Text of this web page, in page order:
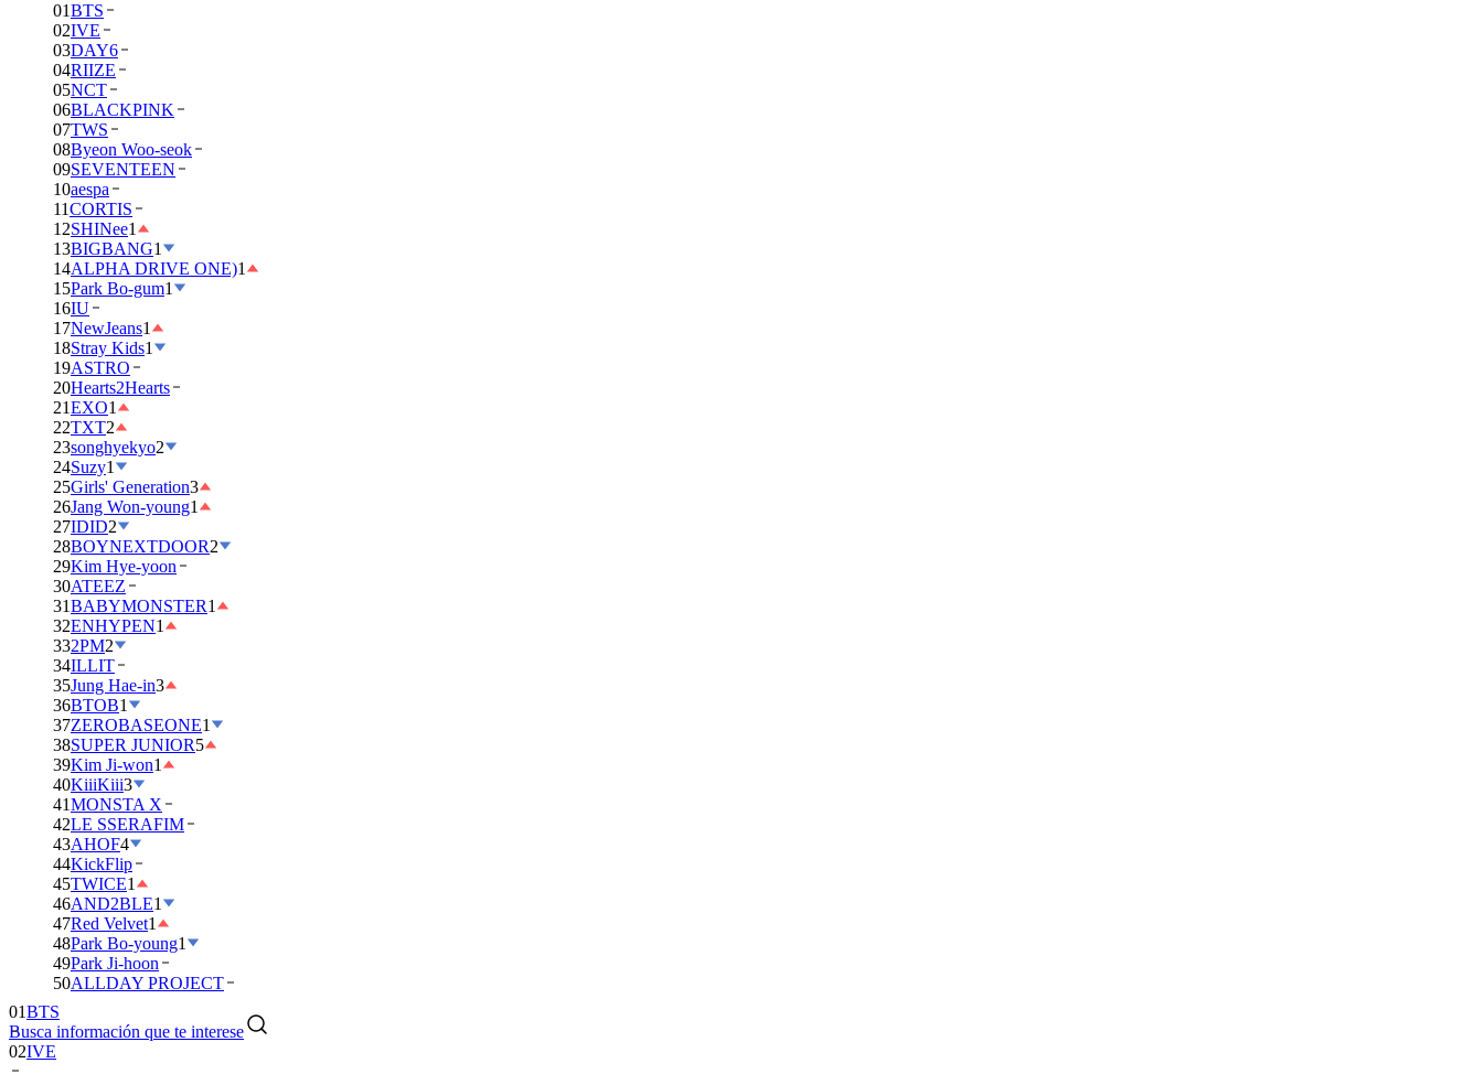
01BTS
02IVE
03DAY6
04RIIZE
05NCT
06BLACKPINK
07TWS
08Byeon Woo-seok
09SEVENTEEN
10aespa
11CORTIS
12SHINee1
13BIGBANG1
14ALPHA DRIVE ONE)1
15Park Bo-gum1
16IU
17NewJeans1
18Stray Kids1
19ASTRO
20Hearts2Hearts
21EXO1
22TXT2
23songhyekyo2
24Suzy1
25Girls' Generation3
26Jang Won-young1
27IDID2
28BOYNEXTDOOR2
29Kim Hye-yoon
30ATEEZ
31BABYMONSTER1
32ENHYPEN1
332PM2
34ILLIT
35Jung Hae-in3
36BTOB1
37ZEROBASEONE1
38SUPER JUNIOR5
39Kim Ji-won1
40KiiiKiii3
41MONSTA X
42LE SSERAFIM
43AHOF4
44KickFlip
45TWICE1
46AND2BLE1
47Red Velvet1
48Park Bo-young1
49Park Ji-hoon
50ALLDAY PROJECT
Busca información que te interese
BTS
02IVE
03DAY6